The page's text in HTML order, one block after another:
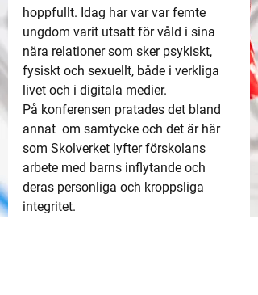
hoppfullt. Idag har var var femte
ungdom varit utsatt för våld i sina
nära relationer som sker psykiskt,
fysiskt och sexuellt, både i verkliga
livet och i digitala medier.
På konferensen pratades det bland
annat  om samtycke och det är här
som Skolverket lyfter förskolans
arbete med barns inflytande och
deras personliga och kroppsliga
integritet.